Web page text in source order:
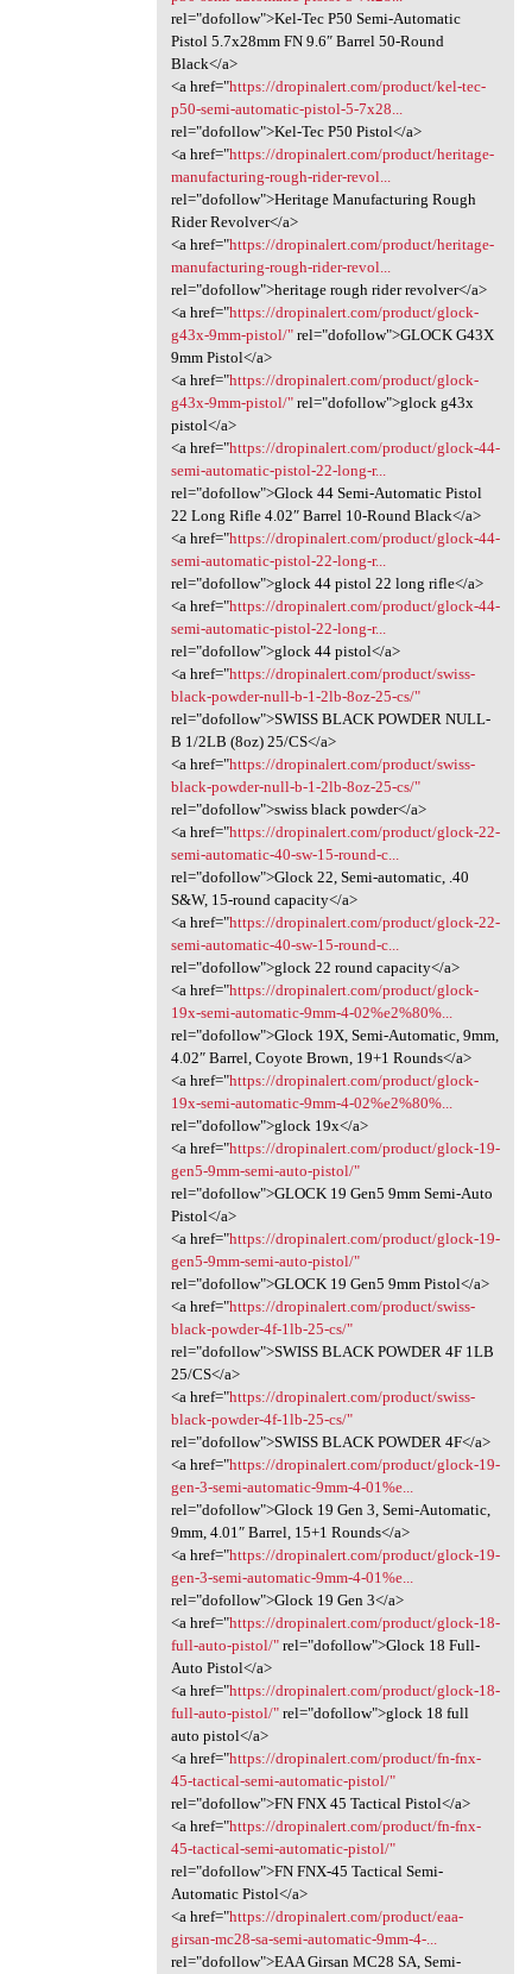
rel="dofollow">Kel-Tec P50 Semi-Automatic
Pistol 5.7x28mm FN 9.6″ Barrel 50-Round
Black</a>
<a href="https://dropinalert.com/product/kel-tec-
p50-semi-automatic-pistol-5-7x28...
rel="dofollow">Kel-Tec P50 Pistol</a>
<a href="https://dropinalert.com/product/heritage-
manufacturing-rough-rider-revol...
rel="dofollow">Heritage Manufacturing Rough
Rider Revolver</a>
<a href="https://dropinalert.com/product/heritage-
manufacturing-rough-rider-revol...
rel="dofollow">heritage rough rider revolver</a>
<a href="https://dropinalert.com/product/glock-
g43x-9mm-pistol/"rel="dofollow">GLOCK G43X
9mm Pistol</a>
<a href="https://dropinalert.com/product/glock-
g43x-9mm-pistol/"rel="dofollow">glock g43x
pistol</a>
<a href="https://dropinalert.com/product/glock-44-
semi-automatic-pistol-22-long-r...
rel="dofollow">Glock 44 Semi-Automatic Pistol
22 Long Rifle 4.02″ Barrel 10-Round Black</a>
<a href="https://dropinalert.com/product/glock-44-
semi-automatic-pistol-22-long-r...
rel="dofollow">glock 44 pistol 22 long rifle</a>
<a href="https://dropinalert.com/product/glock-44-
semi-automatic-pistol-22-long-r...
rel="dofollow">glock 44 pistol</a>
<a href="https://dropinalert.com/product/swiss-
black-powder-null-b-1-2lb-8oz-25-cs/"
rel="dofollow">SWISS BLACK POWDER NULL-
B 1/2LB (8oz) 25/CS</a>
<a href="https://dropinalert.com/product/swiss-
black-powder-null-b-1-2lb-8oz-25-cs/"
rel="dofollow">swiss black powder</a>
<a href="https://dropinalert.com/product/glock-22-
semi-automatic-40-sw-15-round-c...
rel="dofollow">Glock 22, Semi-automatic, .40
S&W, 15-round capacity</a>
<a href="https://dropinalert.com/product/glock-22-
semi-automatic-40-sw-15-round-c...
rel="dofollow">glock 22 round capacity</a>
<a href="https://dropinalert.com/product/glock-
19x-semi-automatic-9mm-4-02%e2%80%...
rel="dofollow">Glock 19X, Semi-Automatic, 9mm,
4.02″ Barrel, Coyote Brown, 19+1 Rounds</a>
<a href="https://dropinalert.com/product/glock-
19x-semi-automatic-9mm-4-02%e2%80%...
rel="dofollow">glock 19x</a>
<a href="https://dropinalert.com/product/glock-19-
gen5-9mm-semi-auto-pistol/"
rel="dofollow">GLOCK 19 Gen5 9mm Semi-Auto
Pistol</a>
<a href="https://dropinalert.com/product/glock-19-
gen5-9mm-semi-auto-pistol/"
rel="dofollow">GLOCK 19 Gen5 9mm Pistol</a>
<a href="https://dropinalert.com/product/swiss-
black-powder-4f-1lb-25-cs/"
rel="dofollow">SWISS BLACK POWDER 4F 1LB
25/CS</a>
<a href="https://dropinalert.com/product/swiss-
black-powder-4f-1lb-25-cs/"
rel="dofollow">SWISS BLACK POWDER 4F</a>
<a href="https://dropinalert.com/product/glock-19-
gen-3-semi-automatic-9mm-4-01%e...
rel="dofollow">Glock 19 Gen 3, Semi-Automatic,
9mm, 4.01″ Barrel, 15+1 Rounds</a>
<a href="https://dropinalert.com/product/glock-19-
gen-3-semi-automatic-9mm-4-01%e...
rel="dofollow">Glock 19 Gen 3</a>
<a href="https://dropinalert.com/product/glock-18-
full-auto-pistol/"rel="dofollow">Glock 18 Full-
Auto Pistol</a>
<a href="https://dropinalert.com/product/glock-18-
full-auto-pistol/"rel="dofollow">glock 18 full
auto pistol</a>
<a href="https://dropinalert.com/product/fn-fnx-
45-tactical-semi-automatic-pistol/"
rel="dofollow">FN FNX 45 Tactical Pistol</a>
<a href="https://dropinalert.com/product/fn-fnx-
45-tactical-semi-automatic-pistol/"
rel="dofollow">FN FNX-45 Tactical Semi-
Automatic Pistol</a>
<a href="https://dropinalert.com/product/eaa-
girsan-mc28-sa-semi-automatic-9mm-4-...
rel="dofollow">EAA Girsan MC28 SA, Semi-